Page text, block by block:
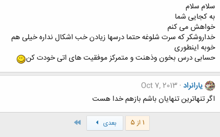
سلام سلام
به کجایی شما
خواهش می کنم
خداروشکر که سرت شلوغه حتما درسها زیادن خب اشکال نداره خیلی هم
خوبه اینطوری
حسابی درس بخون وذهنت و متمرکز موفقیت های اتی خودت کن
یارانراد Oct 7, 2013
اگر تنهاترین تنهایان باشم بازهم خدا هست
1 از 5 بعدی